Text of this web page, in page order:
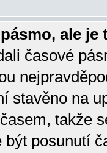
ale je
časové
stavěno na
takže
posunutí